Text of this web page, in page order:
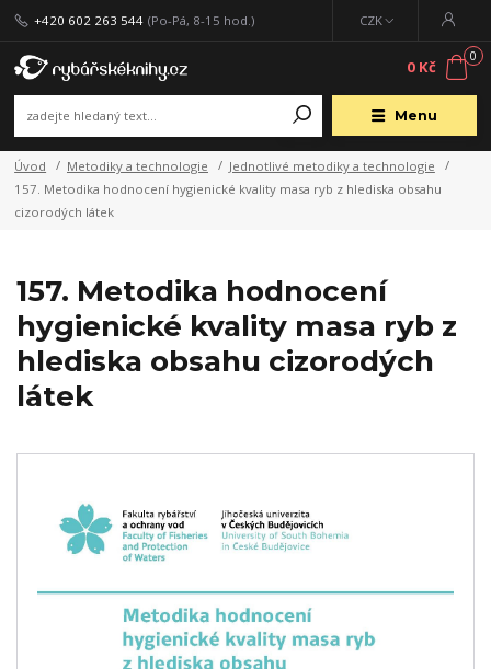
Menu
CZK
+420 602 263 544 (Po-Pá, 8-15 hod.)
0
0 Kč
Úvod Metodiky a technologie
Jednotlivé metodiky a technologie
157. Metodika hodnocení hygienické kvality masa ryb z hlediska obsahu
cizorodých látek
157. Metodika hodnocení
hygienické kvality masa ryb z
hlediska obsahu cizorodých
látek